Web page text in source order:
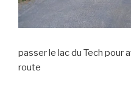
passer le lac du Tech pour
route